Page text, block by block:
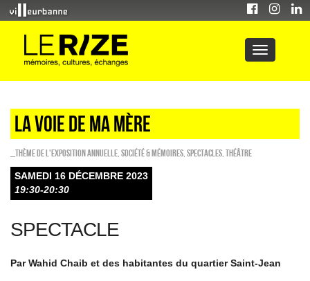
LA VOIE DE MA MÈRE
_Thème de l'exposition annuelle Société & Mémoires SPECTACLES Théâtre
SAMEDI 16 DÉCEMBRE 2023
19:30-20:30
SPECTACLE
Par Wahid Chaib et des habitantes du quartier Saint-Jean